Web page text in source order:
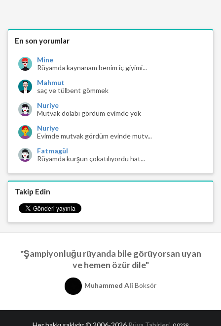
En son yorumlar
Mine
Rüyamda kaynanam benim iç giyimi...
Mahmut
saç ve tülbent gömmek
Nuriye
Mutvak dolabı gördüm evimde yok
Nuriye
Evimde mutvak gördüm evinde mutv...
Fatmagül
Rüyamda kurşun çokatılıyordu hat...
Takip Edin
"Şampiyonluğu rüyanda bile görüyorsan uyan
ve hemen özür dile"
Muhammed Ali Boksör